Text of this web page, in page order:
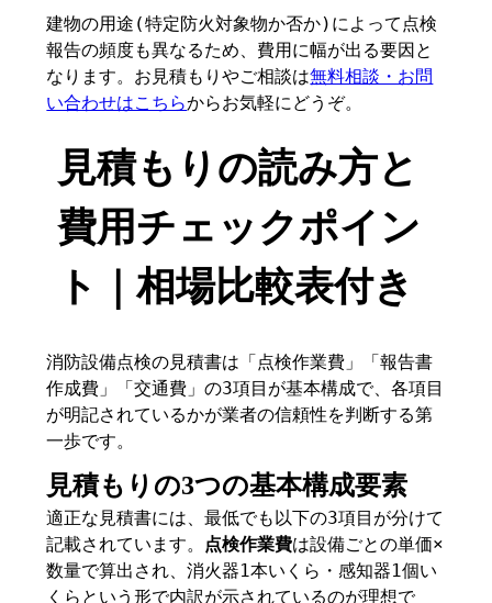
建物の用途(特定防火対象物か否か)によって点検
報告の頻度も異なるため、費用に幅が出る要因と
なります。お見積もりやご相談は無料相談・お問
い合わせはこちらからお気軽にどうぞ。
見積もりの読み方と
費用チェックポイン
ト｜相場比較表付き
消防設備点検の見積書は「点検作業費」「報告書
作成費」「交通費」の3項目が基本構成で、各項目
が明記されているかが業者の信頼性を判断する第
一歩です。
見積もりの3つの基本構成要素
適正な見積書には、最低でも以下の3項目が分けて
記載されています。 点検作業費は設備ごとの単価×
数量で算出され、消火器1本いくら・感知器1個い
くらという形で内訳が示されているのが理想で